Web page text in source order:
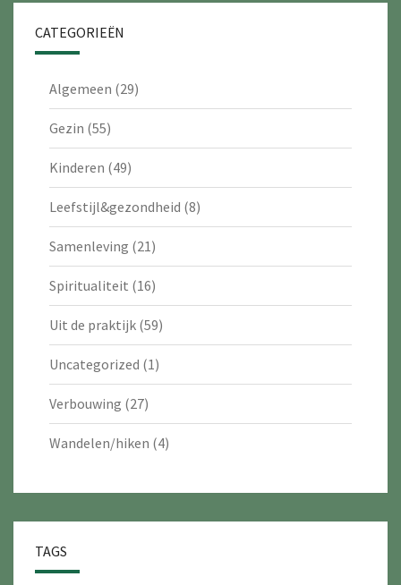
CATEGORIEËN
Algemeen (29)
Gezin (55)
Kinderen (49)
Leefstijl&gezondheid (8)
Samenleving (21)
Spiritualiteit (16)
Uit de praktijk (59)
Uncategorized (1)
Verbouwing (27)
Wandelen/hiken (4)
TAGS